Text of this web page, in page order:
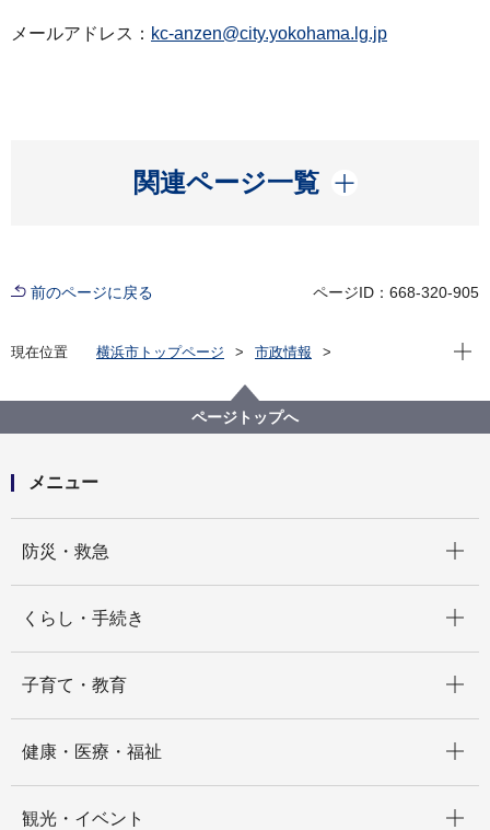
メールアドレス： kc-anzen@city.yokohama.lg.jp
関連ページ一覧
開く
前のページに戻る ページID：668-320-905
現在位置 横浜市トップページ
市政情報
建築物等の定期報告についてオンライン受付をスター
トします！
現在
ページトップへ
メニュー
防災・救急
くらし・手続き
子育て・教育
健康・医療・福祉
観光・イベント